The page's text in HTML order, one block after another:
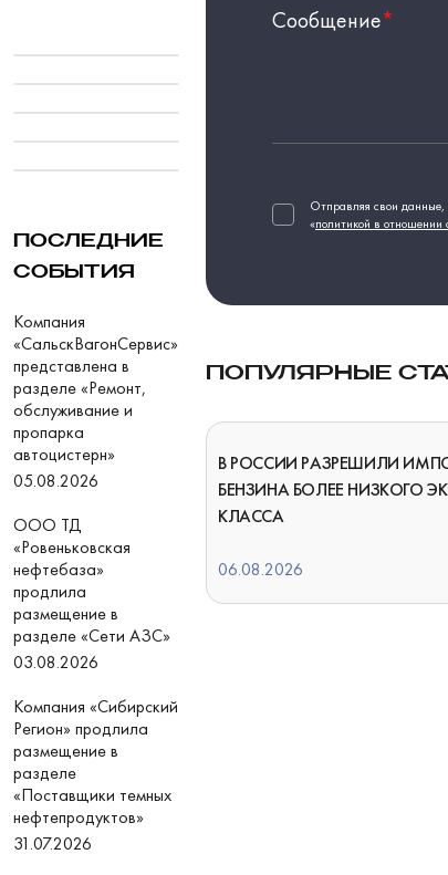
ПОСЛЕДНИЕ
СОБЫТИЯ
Компания
«СальскВагонСервис»
представлена в
разделе «Ремонт,
обслуживание и
пропарка
автоцистерн»
05.08.2026
ООО ТД
«Ровеньковская
нефтебаза»
продлила
размещение в
разделе «Сети АЗС»
03.08.2026
Компания «Сибирский
Регион» продлила
размещение в
разделе
«Поставщики темных
нефтепродуктов»
31.07.2026
Сообщение*
Отправляя свои данные,
«политикой в отношении
ПОПУЛЯРНЫЕ
В РОССИИ РАЗРЕШИЛИ
БЕНЗИНА БОЛЕЕ НИЗКОГО
КЛАССА
06.08.2026